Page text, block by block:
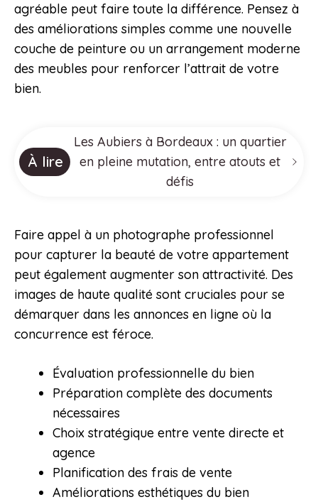
agréable peut faire toute la différence. Pensez à
des améliorations simples comme une nouvelle
couche de peinture ou un arrangement moderne
des meubles pour renforcer l’attrait de votre
bien.
À lire
Les Aubiers à Bordeaux : un quartier
en pleine mutation, entre atouts et
défis
Faire appel à un photographe professionnel
pour capturer la beauté de votre appartement
peut également augmenter son attractivité. Des
images de haute qualité sont cruciales pour se
démarquer dans les annonces en ligne où la
concurrence est féroce.
Évaluation professionnelle du bien
Préparation complète des documents
nécessaires
Choix stratégique entre vente directe et
agence
Planification des frais de vente
Améliorations esthétiques du bien